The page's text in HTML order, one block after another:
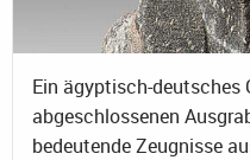
Ein ägyptisch-deutsches
abgeschlossenen
bedeutende Zeugnisse